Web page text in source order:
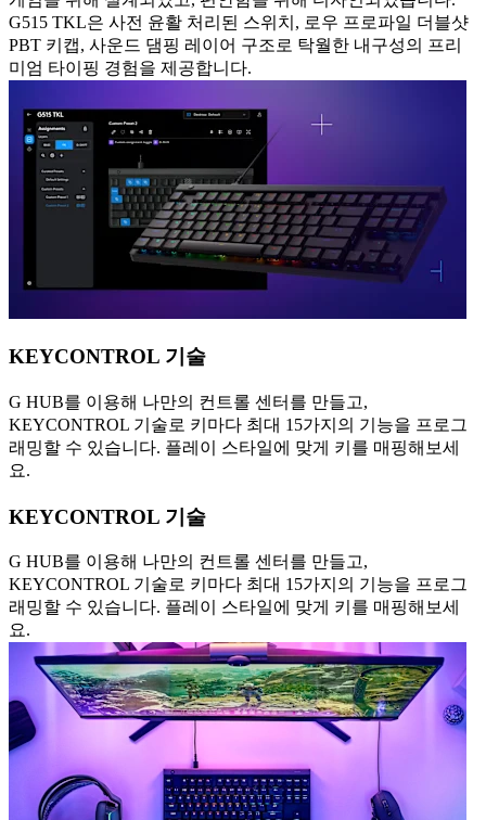
G515 TKL은 사전 윤활 처리된 스위치, 로우 프로파일 더블샷
PBT 키캡, 사운드 댐핑 레이어 구조로 탁월한 내구성의 프리
미엄 타이핑 경험을 제공합니다.
KEYCONTROL 기술
G HUB를 이용해 나만의 컨트롤 센터를 만들고,
KEYCONTROL 기술로 키마다 최대 15가지의 기능을 프로그
래밍할 수 있습니다. 플레이 스타일에 맞게 키를 매핑해보세
요.
KEYCONTROL 기술
G HUB를 이용해 나만의 컨트롤 센터를 만들고,
KEYCONTROL 기술로 키마다 최대 15가지의 기능을 프로그
래밍할 수 있습니다. 플레이 스타일에 맞게 키를 매핑해보세
요.